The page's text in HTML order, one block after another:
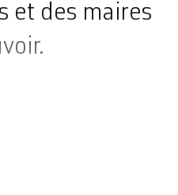
et des maires